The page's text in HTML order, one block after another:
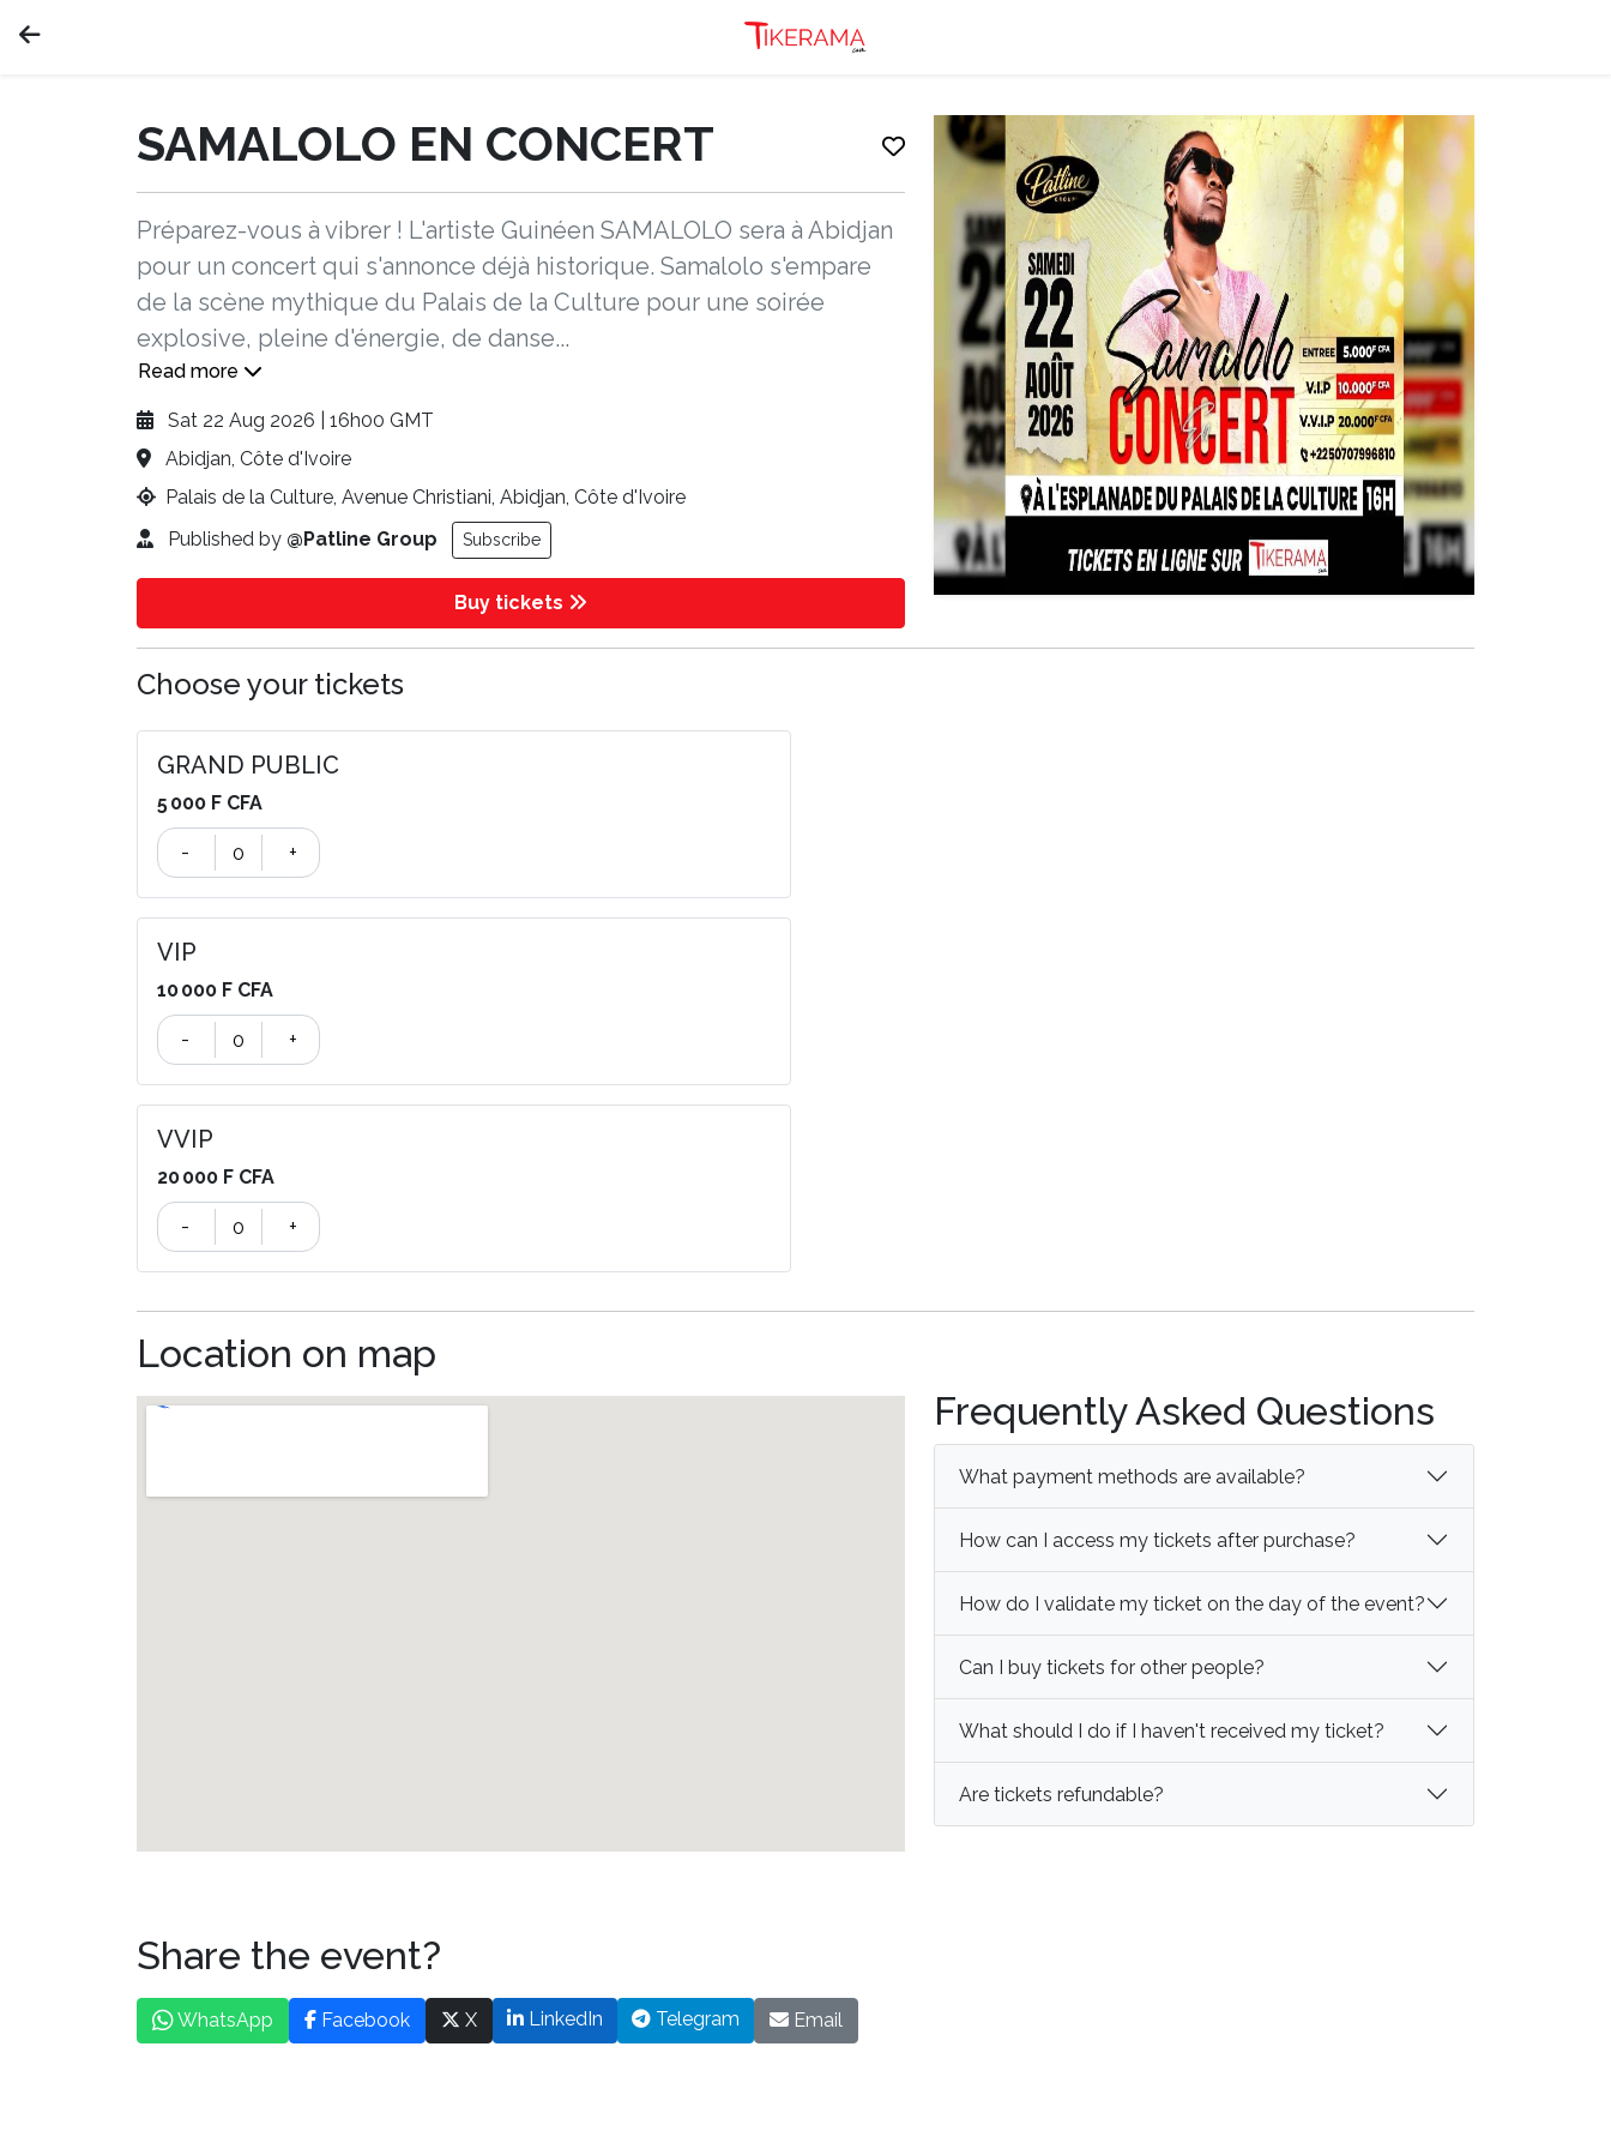
SAMALOLO EN CONCERT
Préparez-vous à vibrer ! L'artiste Guinéen SAMALOLO sera à Abidjan
pour un concert qui s'annonce déjà historique. Samalolo s'empare
de la scène mythique du Palais de la Culture pour une soirée
explosive, pleine d'énergie, de danse...
Read more
Sat 22 Aug 2026 | 16h00 GMT
Abidjan, Côte d'Ivoire
Palais de la Culture, Avenue Christiani, Abidjan, Côte d'Ivoire
Published by @Patline Group Subscribe
Buy tickets
Choose your tickets
GRAND PUBLIC
5 000 F CFA
- +
VIP
10 000 F CFA
- +
VVIP
20 000 F CFA
- +
Location on map
Frequently Asked Questions
What payment methods are available?
How can I access my tickets after purchase?
How do I validate my ticket on the day of the event?
Can I buy tickets for other people?
What should I do if I haven't received my ticket?
Are tickets refundable?
Share the event?
WhatsApp Facebook X LinkedIn Telegram Email